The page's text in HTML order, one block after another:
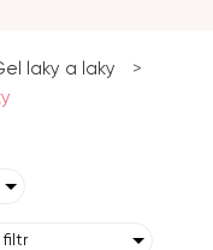
laky a laky
>
filtr